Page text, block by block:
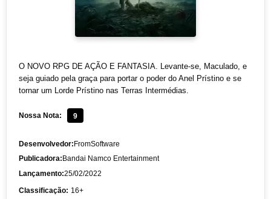
O NOVO RPG DE AÇÃO E FANTASIA. Levante-se, Maculado, e
seja guiado pela graça para portar o poder do Anel Prístino e se
tornar um Lorde Prístino nas Terras Intermédias.
Nossa Nota: 9
Desenvolvedor:FromSoftware
Publicadora: Bandai Namco Entertainment
Lançamento:25/02/2022
Classificação: 16+